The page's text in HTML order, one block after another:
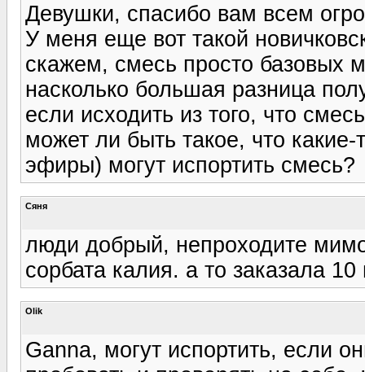
Девушки, спасибо вам всем
У меня еще вот такой
скажем, смесь просто базовых
насколько большая разница
если исходить из того, что
может ли быть такое, что
эфиры) могут испортить смесь?
Сяня
люди добрый, непроходите
сорбата калия. а то заказала
Olik
Ganna, могут испортить, если